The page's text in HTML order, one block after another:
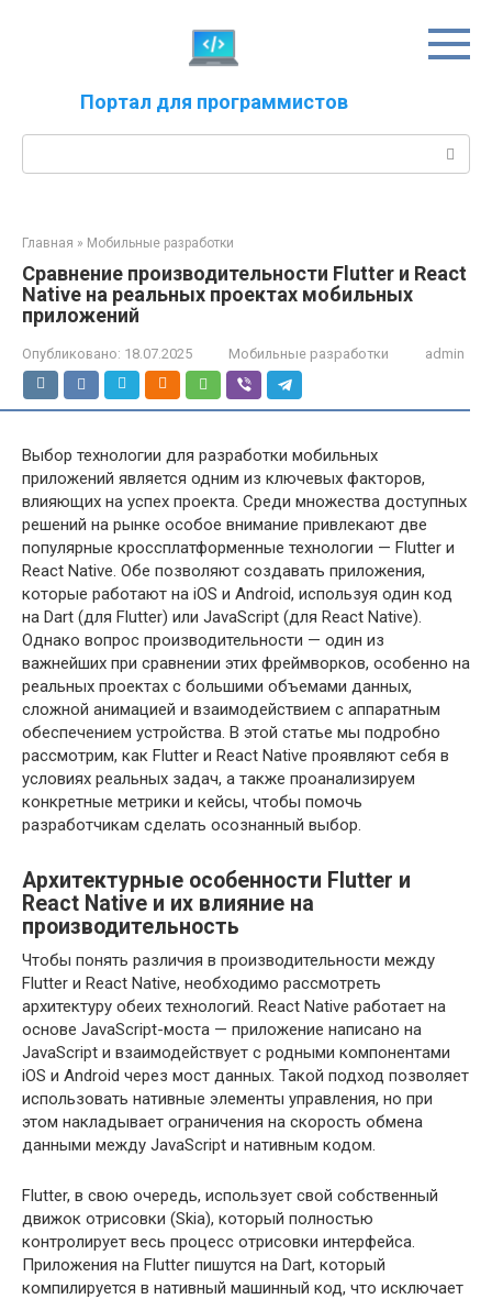
Портал для программистов
Главная » Мобильные разработки
Сравнение производительности Flutter и React
Native на реальных проектах мобильных
приложений
Опубликовано: 18.07.2025 Мобильные разработки admin
Выбор технологии для разработки мобильных
приложений является одним из ключевых факторов,
влияющих на успех проекта. Среди множества доступных
решений на рынке особое внимание привлекают две
популярные кроссплатформенные технологии — Flutter и
React Native. Обе позволяют создавать приложения,
которые работают на iOS и Android, используя один код
на Dart (для Flutter) или JavaScript (для React Native).
Однако вопрос производительности — один из
важнейших при сравнении этих фреймворков, особенно на
реальных проектах с большими объемами данных,
сложной анимацией и взаимодействием с аппаратным
обеспечением устройства. В этой статье мы подробно
рассмотрим, как Flutter и React Native проявляют себя в
условиях реальных задач, а также проанализируем
конкретные метрики и кейсы, чтобы помочь
разработчикам сделать осознанный выбор.
Архитектурные особенности Flutter и
React Native и их влияние на
производительность
Чтобы понять различия в производительности между
Flutter и React Native, необходимо рассмотреть
архитектуру обеих технологий. React Native работает на
основе JavaScript-моста — приложение написано на
JavaScript и взаимодействует с родными компонентами
iOS и Android через мост данных. Такой подход позволяет
использовать нативные элементы управления, но при
этом накладывает ограничения на скорость обмена
данными между JavaScript и нативным кодом.
Flutter, в свою очередь, использует свой собственный
движок отрисовки (Skia), который полностью
контролирует весь процесс отрисовки интерфейса.
Приложения на Flutter пишутся на Dart, который
компилируется в нативный машинный код, что исключает